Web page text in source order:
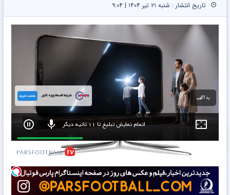
تاریخ انتشار : شنبه ۲۱ تیر ۱۴۰۴ | ۹:۰۴
شرایط اقساط ویژه کلور مشاهده شرایط
0
seconds
15
seconds
اتمام نمایش تبلیغ تا 9 ثانیه دیگر
رد آگهی